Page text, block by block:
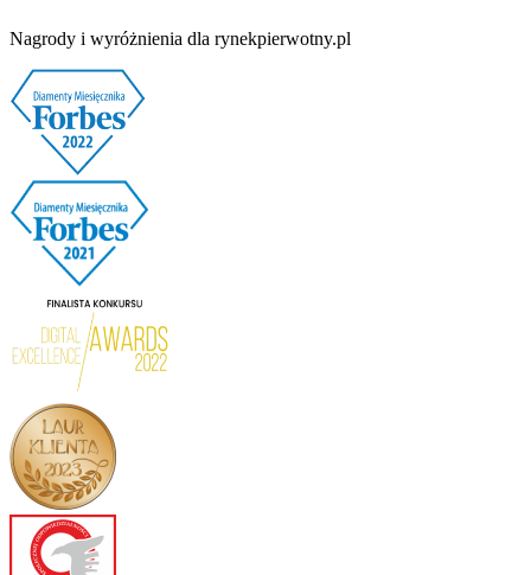
Nagrody i wyróżnienia dla rynekpierwotny.pl